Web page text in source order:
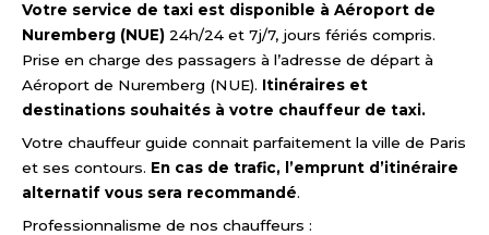
Votre service de taxi est disponible à Aéroport de
Nuremberg (NUE) 24h/24 et 7j/7, jours fériés compris.
Prise en charge des passagers à l’adresse de départ à
Aéroport de Nuremberg (NUE). Itinéraires et
destinations souhaités à votre chauffeur de taxi.
Votre chauffeur guide connait parfaitement la ville de Paris
et ses contours. En cas de trafic, l’emprunt d’itinéraire
alternatif vous sera recommandé.
Professionnalisme de nos chauffeurs :